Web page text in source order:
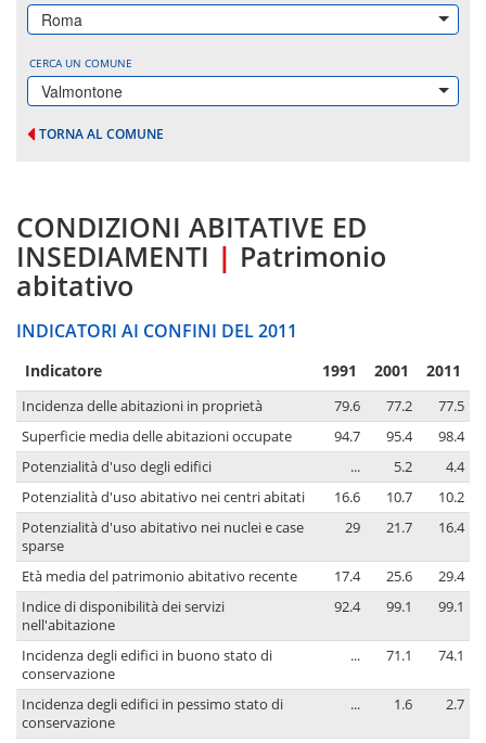
Roma
CERCA UN COMUNE
Valmontone
TORNA AL COMUNE
CONDIZIONI ABITATIVE ED
INSEDIAMENTI | Patrimonio
abitativo
INDICATORI AI CONFINI DEL 2011
Indicatore 1991 2001 2011
Incidenza delle abitazioni in proprietà 79.6 77.2
77.5
Superficie media delle abitazioni occupate
94.7 95.4
98.4
Potenzialità d'uso degli edifici
... 5.2
4.4
Potenzialità d'uso abitativo nei centri abitati
16.6 10.7
10.2
Potenzialità d'uso abitativo nei nuclei e case
sparse
29 21.7 16.4
Età media del patrimonio abitativo recente 17.4 25.6
29.4
Indice di disponibilità dei servizi
nell'abitazione
92.4 99.1 99.1
Incidenza degli edifici in buono stato di
conservazione
... 71.1 74.1
Incidenza degli edifici in pessimo stato di
conservazione
... 1.6 2.7